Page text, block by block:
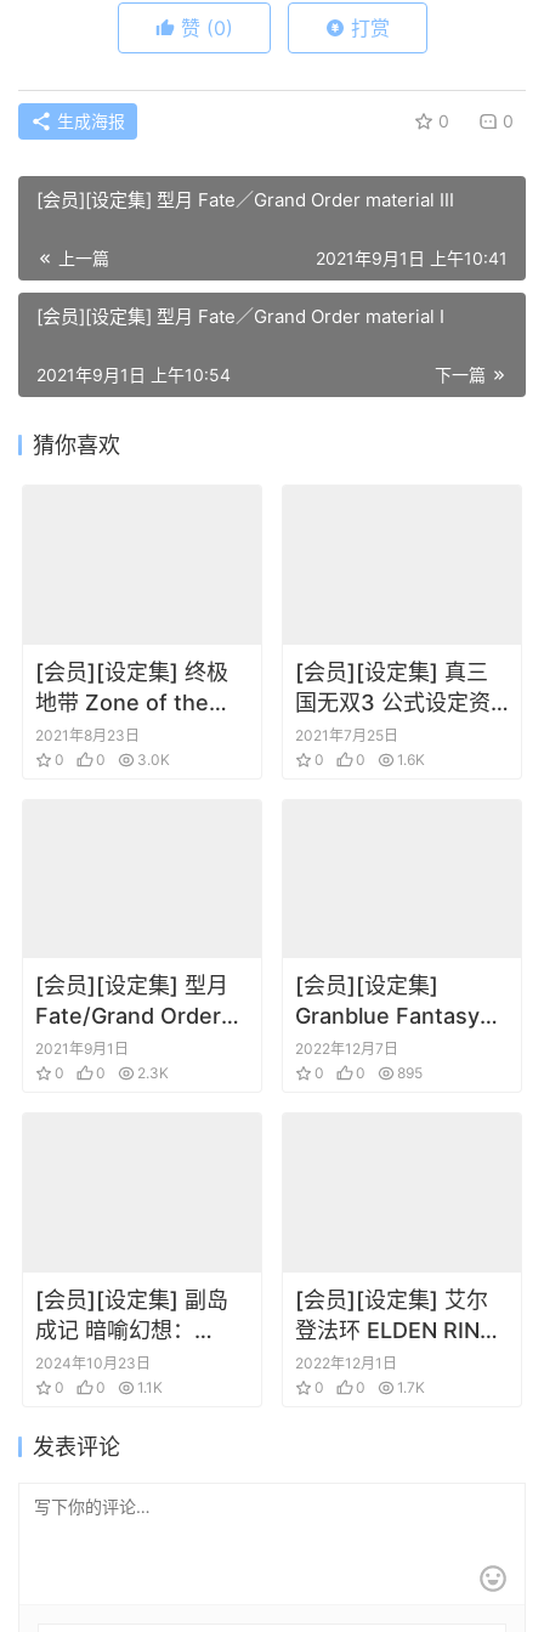
赞 (0) 打赏
生成海报 0 0
[会员][设定集] 型月 Fate／Grand Order material III
上一篇 2021年9月1日 上午10:41
[会员][设定集] 型月 Fate／Grand Order material I
下一篇
2021年9月1日 上午10:54
猜你喜欢
[会员][设定集] 终极
地带 Zone of the
Enders HD Edition
完全攻略 设定资料
2021年8月23日
0
0 3.0K
[会员][设定集] 真三
国无双3 公式设定资
料集
2021年7月25日
0
0 1.6K
[会员][设定集] 型月
Fate/Grand Order
Material VII
2021年9月1日
0
0 2.3K
[会员][设定集]
Granblue Fantasy
Graphic Archive VII
碧蓝幻想
2022年12月7日
0
0 895
[会员][设定集] 副岛
成记 暗喻幻想：
ReFantazio
Premium Art Book
2024年10月23日
0
0 1.1K
[会员][设定集] 艾尔
登法环 ELDEN RING
OFFICIAL ART
BOOK Volume I
2022年12月1日
0
0 1.7K
发表评论